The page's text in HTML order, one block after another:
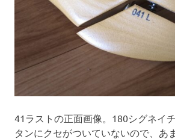
41ラストの正面画像。180シグネイ
タンにクセがついていないので、あ